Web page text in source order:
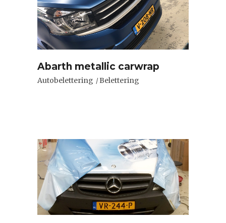
Abarth metallic carwrap
Autobelettering Belettering